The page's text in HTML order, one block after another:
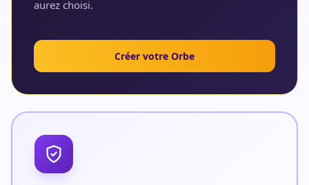
aurez choisi.
Créer votre Orbe